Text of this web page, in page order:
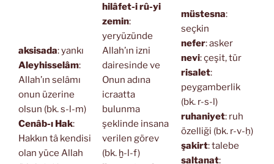
aksisada: yankı
Aleyhisselâm:
Allah’ın selâmı
onun üzerine
olsun (bk. s-l-m)
Cenâb-ı Hak:
Hakkın tâ kendisi
olan yüce Allah
hilâfet-i rû-yi
zemin:
yeryüzünde
Allah’ın izni
dairesinde ve
Onun adına
icraatta
bulunma
şeklinde insana
verilen görev
(bk. ḫ-l-f)
müstesna:
seçkin
nefer: asker
nevi: çeşit, tür
risalet:
peygamberlik
(bk. r-s-l)
ruhaniyet: ruh
özelliği (bk. r-v-ḥ)
şakirt: talebe
saltanat: